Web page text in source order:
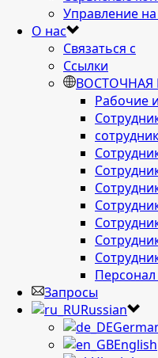
Управление
О нас
Связаться с
Ссылки
ВОСТОЧНАЯ
Рабочие
Персонал
Запросы
Russian
English